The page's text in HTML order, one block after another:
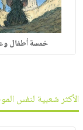
خمسة أطفال
الأكثر شعبية لنفس